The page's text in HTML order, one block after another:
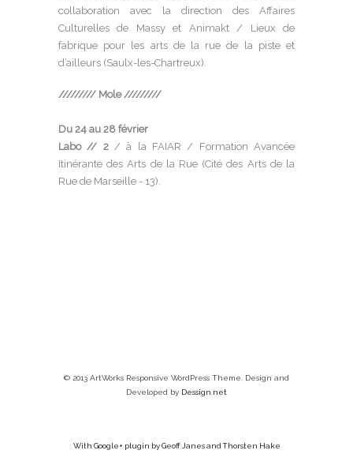
collaboration avec la direction des Affaires
Culturelles de Massy et Animakt / Lieux de
fabrique pour les arts de la rue de la piste et
d’ailleurs (Saulx-les-Chartreux).
///////// Mole/////////
Du 24 au 28 février
Labo // 2/ à la FAIAR / Formation Avancée
Itinérante des Arts de la Rue (Cité des Arts de la
Rue de Marseille - 13).
© 2013 ArtWorks Responsive WordPress Theme. Design and
Developed by Dessign.net
With Google+ plugin by Geoff Janes and Thorsten Hake